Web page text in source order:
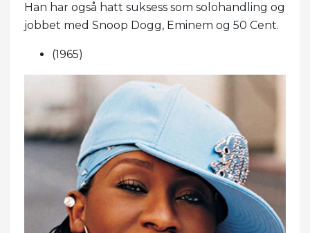
Han har også hatt suksess som solohandling og
jobbet med Snoop Dogg, Eminem og 50 Cent.
(1965)